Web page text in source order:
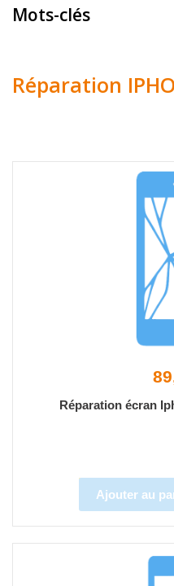
Mots-clés
Réparation
Réparation écran
Ajouter au